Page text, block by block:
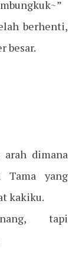
berhenti,
besar.
arah dimana
Tama yang
kakiku.
tapi